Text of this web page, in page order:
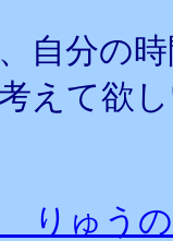
自分の
えて欲
りゅう